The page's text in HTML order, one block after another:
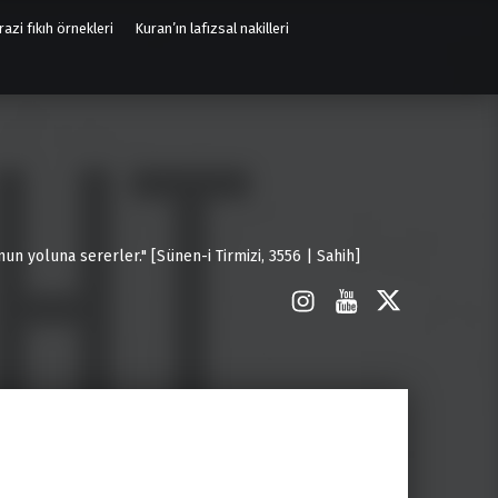
fıkıh örnekleri Kuran’ın lafızsal nakilleri
yoluna sererler." [Sünen-i Tirmizi, 3556 | Sahih]
İnstagram
Youtube